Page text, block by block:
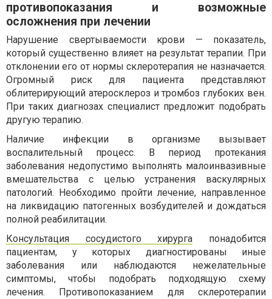
противопоказания и возможные
осложнения при лечении
Нарушение свертываемости крови — показатель,
который существенно влияет на результат терапии. При
отклонении его от нормы склеротерапия не назначается.
Огромный риск для пациента представляют
облитерирующий атеросклероз и тромбоз глубоких вен.
При таких диагнозах специалист предложит подобрать
другую терапию.
Наличие инфекции в организме вызывает
воспалительный процесс. В период протекания
заболевания недопустимо выполнять малоинвазивные
вмешательства с целью устранения васкулярных
патологий. Необходимо пройти лечение, направленное
на ликвидацию патогенных возбудителей и дождаться
полной реабилитации.
Консультация сосудистого хирурга понадобится
пациентам, у которых диагностированы иные
заболевания или наблюдаются нежелательные
симптомы, чтобы подобрать подходящую схему
лечения. Противопоказанием для склеротерапии